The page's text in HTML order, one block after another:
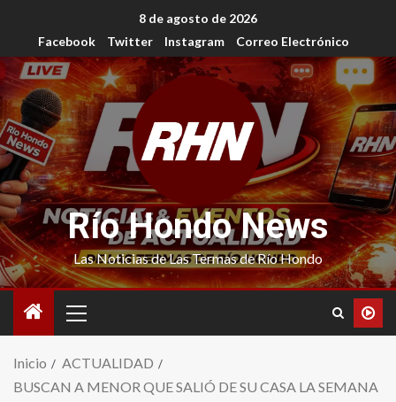
8 de agosto de 2026
Facebook
Twitter Instagram Correo Electrónico
Río Hondo News
Las Noticias de Las Termas de Río Hondo
Inicio
ACTUALIDAD
BUSCAN A MENOR QUE SALIÓ DE SU CASA LA SEMANA